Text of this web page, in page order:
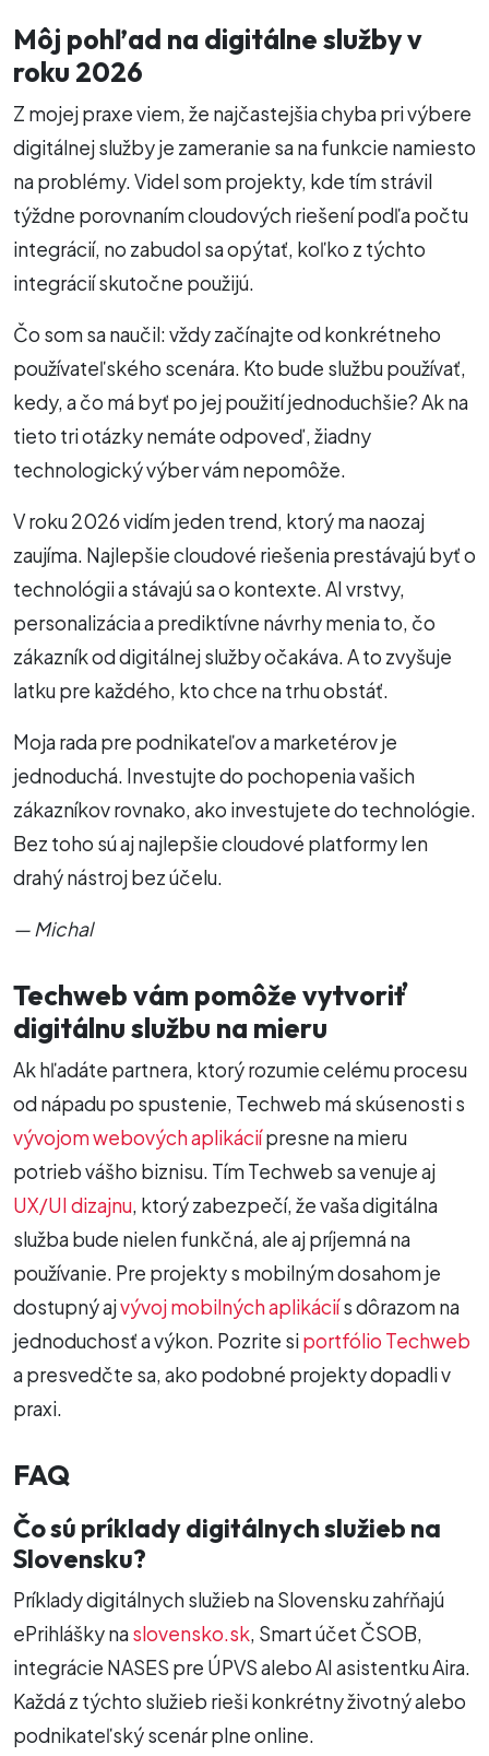
Môj pohľad na digitálne služby v
roku 2026
Z mojej praxe viem, že najčastejšia chyba pri výbere
digitálnej služby je zameranie sa na funkcie namiesto
na problémy. Videl som projekty, kde tím strávil
týždne porovnaním cloudových riešení podľa počtu
integrácií, no zabudol sa opýtať, koľko z týchto
integrácií skutočne použijú.
Čo som sa naučil: vždy začínajte od konkrétneho
používateľského scenára. Kto bude službu používať,
kedy, a čo má byť po jej použití jednoduchšie? Ak na
tieto tri otázky nemáte odpoveď, žiadny
technologický výber vám nepomôže.
V roku 2026 vidím jeden trend, ktorý ma naozaj
zaujíma. Najlepšie cloudové riešenia prestávajú byť o
technológii a stávajú sa o kontexte. AI vrstvy,
personalizácia a prediktívne návrhy menia to, čo
zákazník od digitálnej služby očakáva. A to zvyšuje
latku pre každého, kto chce na trhu obstáť.
Moja rada pre podnikateľov a marketérov je
jednoduchá. Investujte do pochopenia vašich
zákazníkov rovnako, ako investujete do technológie.
Bez toho sú aj najlepšie cloudové platformy len
drahý nástroj bez účelu.
— Michal
Techweb vám pomôže vytvoriť
digitálnu službu na mieru
Ak hľadáte partnera, ktorý rozumie celému procesu
od nápadu po spustenie, Techweb má skúsenosti s
vývojom webových aplikáciípresne na mieru
potrieb vášho biznisu. Tím Techweb sa venuje aj
UX/UI dizajnu, ktorý zabezpečí, že vaša digitálna
služba bude nielen funkčná, ale aj príjemná na
používanie. Pre projekty s mobilným dosahom je
dostupný ajvývoj mobilných aplikáciís dôrazom na
jednoduchosť a výkon. Pozrite siportfólio Techweb
a presvedčte sa, ako podobné projekty dopadli v
praxi.
FAQ
Čo sú príklady digitálnych služieb na
Slovensku?
Príklady digitálnych služieb na Slovensku zahŕňajú
ePrihlášky naslovensko.sk, Smart účet ČSOB,
integrácie NASES pre ÚPVS alebo AI asistentku Aira.
Každá z týchto služieb rieši konkrétny životný alebo
podnikateľský scenár plne online.